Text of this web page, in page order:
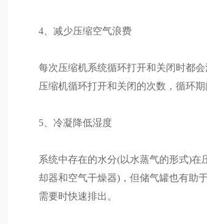
4、减少压缩空气浪费
每次压缩机系统循环打开和关闭时都
压缩机循环打开和关闭的次数，循环
5、冷凝降低湿度
系统中存在的水分(以水蒸气的形式)
却器和空气干燥器)，但储气罐也有助
需要时快速排出。